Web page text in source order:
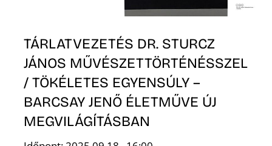
TÁRLATVEZETÉS DR. STURCZ
JÁNOS MŰVÉSZETTÖRTÉNÉSSZEL
/ TÖKÉLETES EGYENSÚLY –
BARCSAY JENŐ ÉLETMŰVE ÚJ
MEGVILÁGÍTÁSBAN